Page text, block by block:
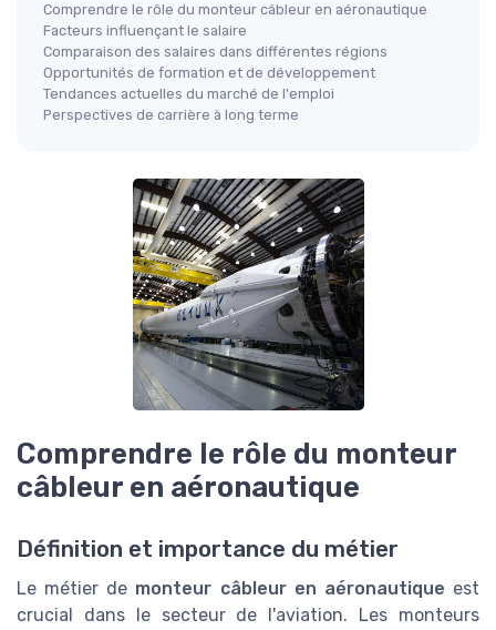
Comprendre le rôle du monteur câbleur en aéronautique
Facteurs influençant le salaire
Comparaison des salaires dans différentes régions
Opportunités de formation et de développement
Tendances actuelles du marché de l'emploi
Perspectives de carrière à long terme
Comprendre le rôle du monteur
câbleur en aéronautique
Définition et importance du métier
Le métier de monteur câbleur en aéronautique est
crucial dans le secteur de l'aviation. Les monteurs